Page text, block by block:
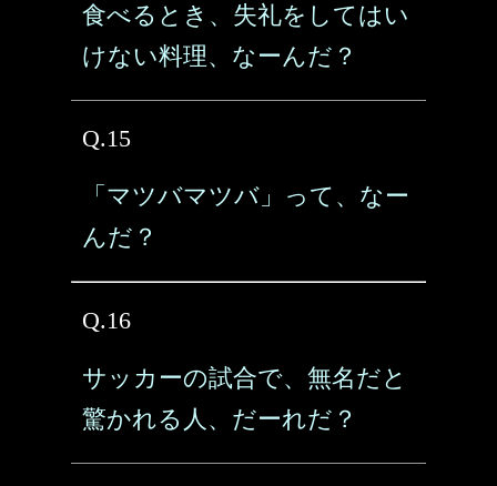
食べるとき、失礼をしてはい
けない料理、なーんだ？
Q.15
「マツバマツバ」って、なー
んだ？
Q.16
サッカーの試合で、無名だと
驚かれる人、だーれだ？